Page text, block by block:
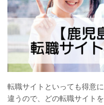
転職サイトといっても得意
違うので、どの転職サイト